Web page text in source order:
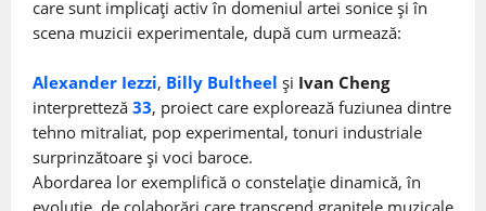
care sunt implicați activ în domeniul artei sonice și în
scena muzicii experimentale, după cum urmează:
Alexander Iezzi, Billy Bultheel și Ivan Cheng
interpretteză 33, proiect care explorează fuziunea dintre
tehno mitraliat, pop experimental, tonuri industriale
surprinzătoare și voci baroce.
Abordarea lor exemplifică o constelație dinamică, în
evoluție, de colaborări care transcend granițele muzicale